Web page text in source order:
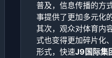
普及，信息传播的方
事提供了更加多元化
其次，观众对体育内
式也变得更加碎片化
形式，快速J9国际集